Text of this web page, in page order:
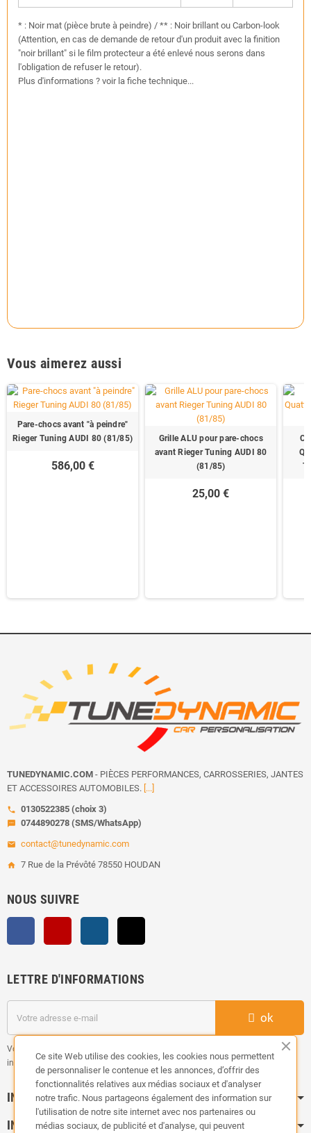
* : Noir mat (pièce brute à peindre) / ** : Noir brillant ou Carbon-look
(Attention, en cas de demande de retour d'un produit avec la finition
"noir brillant" si le film protecteur a été enlevé nous serons dans
l'obligation de refuser le retour).
Plus d'informations ? voir la fiche technique...
Vous aimerez aussi
Pare-chocs avant "à peindre"
Rieger Tuning AUDI 80 (81/85)
586,00 €
Grille ALU pour pare-chocs
avant Rieger Tuning AUDI 80
(81/85)
25,00 €
TUNEDYNAMIC.COM - PIÈCES PERFORMANCES, CARROSSERIES, JANTES
ET ACCESSOIRES AUTOMOBILES. [...]
call 0130522385 (choix 3)
sms 0744890278 (SMS/WhatsApp)
email contact@tunedynamic.com
home 7 Rue de la Prévôté 78550 HOUDAN
NOUS SUIVRE
LETTRE D'INFORMATIONS
ok
Vous pouvez vous désinscrire à tout moment. Vous trouverez pour cela nos
informations de contact dans les conditions d'utilisation du site.
INFORMATION
INFOS PRATIQUES
Ce site Web utilise des cookies, les cookies nous permettent
de personnaliser le contenue et les annonces, d’offrir des
fonctionnalités relatives aux médias sociaux et d'analyser
notre trafic. Nous partageons également des information sur
l'utilisation de notre site internet avec nos partenaires ou
médias sociaux, de publicité et d'analyse, qui peuvent